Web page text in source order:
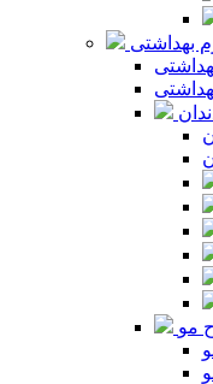
بهداشتی
مو